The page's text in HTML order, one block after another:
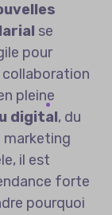
se
pour
pleine
digital, du
marketing
il est
forte
pourquoi